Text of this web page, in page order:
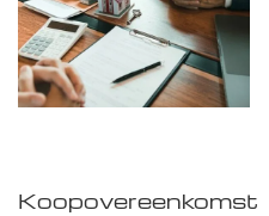
Koopovereenkomst